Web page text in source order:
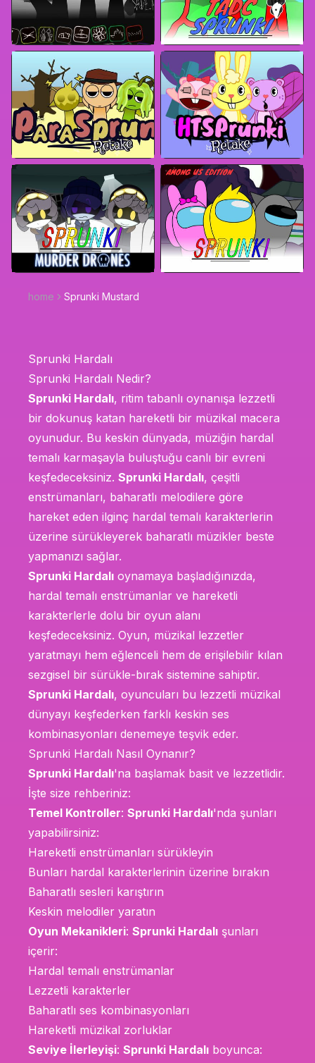
home Sprunki Mustard
Sprunki Hardalı
Sprunki Hardalı Nedir?
Sprunki Hardalı, ritim tabanlı oynanışa lezzetli
bir dokunuş katan hareketli bir müzikal macera
oyunudur. Bu keskin dünyada, müziğin hardal
temalı karmaşayla buluştuğu canlı bir evreni
keşfedeceksiniz. Sprunki Hardalı, çeşitli
enstrümanları, baharatlı melodilere göre
hareket eden ilginç hardal temalı karakterlerin
üzerine sürükleyerek baharatlı müzikler beste
yapmanızı sağlar.
Sprunki Hardalı oynamaya başladığınızda,
hardal temalı enstrümanlar ve hareketli
karakterlerle dolu bir oyun alanı
keşfedeceksiniz. Oyun, müzikal lezzetler
yaratmayı hem eğlenceli hem de erişilebilir kılan
sezgisel bir sürükle-bırak sistemine sahiptir.
Sprunki Hardalı, oyuncuları bu lezzetli müzikal
dünyayı keşfederken farklı keskin ses
kombinasyonları denemeye teşvik eder.
Sprunki Hardalı Nasıl Oynanır?
Sprunki Hardalı'na başlamak basit ve lezzetlidir.
İşte size rehberiniz:
Temel Kontroller: Sprunki Hardalı'nda şunları
yapabilirsiniz:
Hareketli enstrümanları sürükleyin
Bunları hardal karakterlerinin üzerine bırakın
Baharatlı sesleri karıştırın
Keskin melodiler yaratın
Oyun Mekanikleri: Sprunki Hardalı şunları
içerir:
Hardal temalı enstrümanlar
Lezzetli karakterler
Baharatlı ses kombinasyonları
Hareketli müzikal zorluklar
Seviye İlerleyişi: Sprunki Hardalı boyunca: